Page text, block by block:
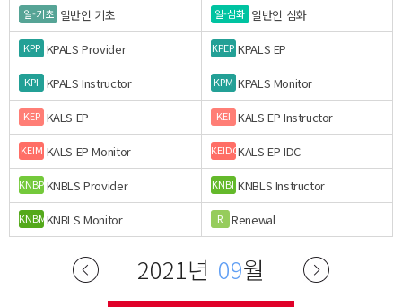
일-기초 일반인 기초 일-심화 일반인 심화
KPP KPALS Provider KPEP KPALS EP
KPI KPALS Instructor KPM KPALS Monitor
KEP KALS EP KEI KALS EP Instructor
KEIM KALS EP Monitor KEIDCKALS EP IDC
KNBPKNBLS Provider KNBI KNBLS Instructor
KNBMKNBLS Monitor R Renewal
2021년 09월